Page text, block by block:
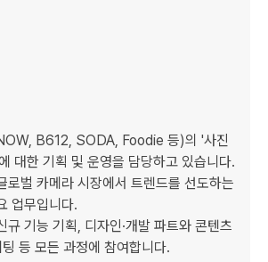
B612, SODA, Foodie 등)의 '사진
대한 기획 및 운영을 담당하고 있습니다.
로벌 카메라 시장에서 트렌드를 선도하는
업무입니다.
규 기능 기획, 디자인·개발 파트와 콘텐츠
등 모든 과정에 참여합니다.